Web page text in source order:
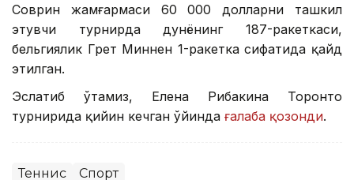
Соврин жамғармаси 60 000 долларни ташкил
этувчи турнирда дунёнинг 187-ракеткаси,
бельгиялик Грет Миннен 1-ракетка сифатида қайд
этилган.
Эслатиб ўтамиз, Елена Рибакина Торонто
турнирида қийин кечган ўйинда ғалаба қозонди.
Теннис Спорт